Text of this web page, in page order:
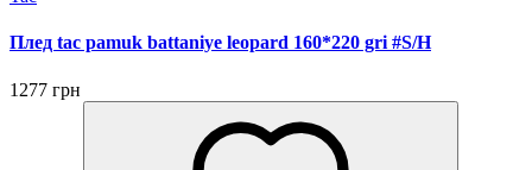
Плед tac pamuk battaniye leopard 160*220 gri #S/H
1277 грн